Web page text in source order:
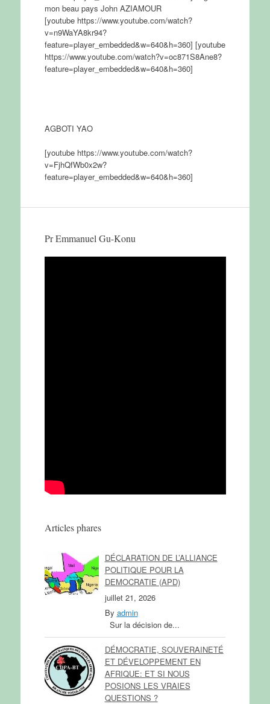
mon beau pays John AZIAMOUR
[youtube https://www.youtube.com/watch?
v=n9WaYA8kr94?
feature=player_embedded&w=640&h=360] [youtube
https://www.youtube.com/watch?v=oc871S8Ane8?
feature=player_embedded&w=640&h=360]
AGBOTI YAO
[youtube https://www.youtube.com/watch?
v=FjhQfWb0x2w?
feature=player_embedded&w=640&h=360]
Pr Emmanuel Gu-Konu
Articles phares
DÉCLARATION DE L’ALLIANCE
POLITIQUE POUR LA
DEMOCRATIE (APD)
juillet 21, 2026
By admin
Sur la décision de...
DÉMOCRATIE, SOUVERAINETÉ
ET DÉVELOPPEMENT EN
AFRIQUE: ET SI NOUS
POSIONS LES VRAIES
QUESTIONS ?